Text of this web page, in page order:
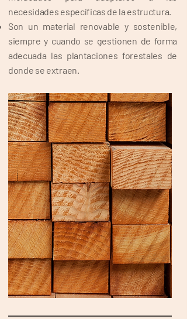
necesidades específicas de la estructura.
Son un material renovable y sostenible,
siempre y cuando se gestionen de forma
adecuada las plantaciones forestales de
donde se extraen.